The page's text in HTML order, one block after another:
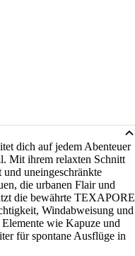
dich auf jedem Abenteuer
Mit ihrem relaxten Schnitt
uneingeschränkte
die urbanen Flair und
die bewährte TEXAPORE
Windabweisung und
wie Kapuze und
für spontane Ausflüge in